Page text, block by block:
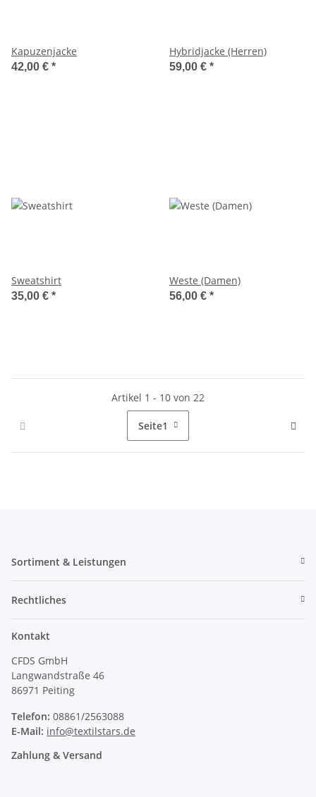
Kapuzenjacke
42,00 € *
Hybridjacke (Herren)
59,00 € *
Sweatshirt
35,00 € *
Weste (Damen)
56,00 € *
Artikel 1 - 10 von 22
Seite1
Sortiment & Leistungen
Rechtliches
Kontakt
CFDS GmbH
Langwandstraße 46
86971 Peiting
Telefon: 08861/2563088
E-Mail: info@textilstars.de
Zahlung & Versand